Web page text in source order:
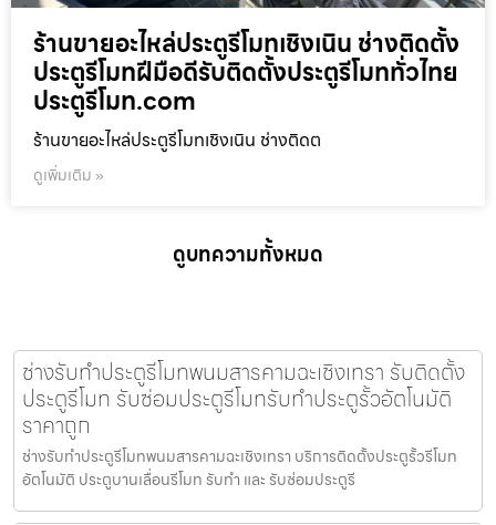
ร้านขายอะไหล่ประตูรีโมทเชิงเนิน ช่างติดตั้ง
ประตูรีโมทฝีมือดีรับติดตั้งประตูรีโมททั่วไทย
ประตูรีโมท.com
ร้านขายอะไหล่ประตูรีโมทเชิงเนิน ช่างติดต
ดูเพิ่มเติม »
ดูบทความทั้งหมด
ช่างรับทำประตูรีโมทพนมสารคามฉะเชิงเทรา รับติดตั้ง
ประตูรีโมท รับซ่อมประตูรีโมทรับทำประตูรั้วอัตโนมัติ
ราคาถูก
ช่างรับทำประตูรีโมทพนมสารคามฉะเชิงเทรา บริการติดตั้งประตูรั้วรีโมท
อัตโนมัติ ประตูบานเลื่อนรีโมท รับทำ และ รับซ่อมประตูรี